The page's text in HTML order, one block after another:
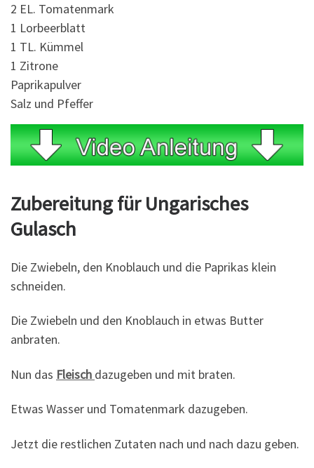
2 EL. Tomatenmark
1 Lorbeerblatt
1 TL. Kümmel
1 Zitrone
Paprikapulver
Salz und Pfeffer
Zubereitung für Ungarisches
Gulasch
Die Zwiebeln, den Knoblauch und die Paprikas klein
schneiden.
Die Zwiebeln und den Knoblauch in etwas Butter
anbraten.
Nun das Fleisch dazugeben und mit braten.
Etwas Wasser und Tomatenmark dazugeben.
Jetzt die restlichen Zutaten nach und nach dazu geben.